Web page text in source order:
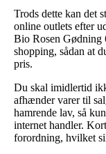
Trods dette kan det
online outlets efter
Bio Rosen
shopping, sådan at
pris.
Du skal imidlertid
afhænder varer til
hamrende lav, så
internet handler.
forordning, hvilket